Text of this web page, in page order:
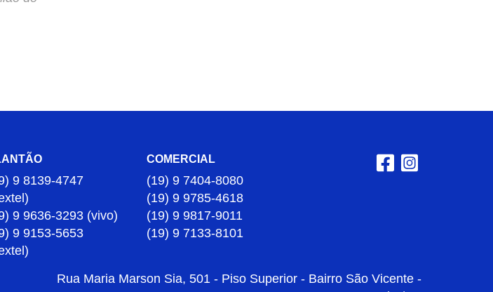
9 8139-4747
9 9636-3293 (vivo)
9 9153-5653
COMERCIAL
(19) 9 7404-8080
(19) 9 9785-4618
(19) 9 9817-9011
(19) 9 7133-8101
Rua Maria Marson Sia, 501 - Piso Superior - Bairro São Vicente -